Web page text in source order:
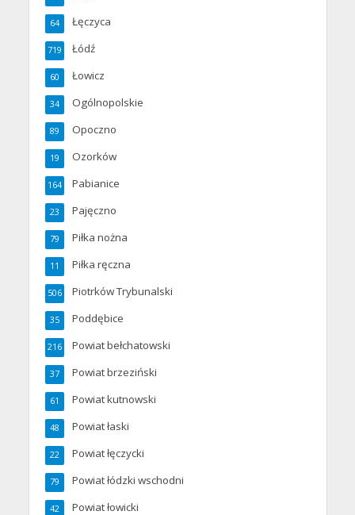
Łęczyca
64
Łódź
719
Łowicz
60
Ogólnopolskie
34
Opoczno
89
Ozorków
19
Pabianice
164
Pajęczno
23
Piłka nożna
79
Piłka ręczna
11
Piotrków Trybunalski
506
Poddębice
35
Powiat bełchatowski
216
Powiat brzeziński
37
Powiat kutnowski
61
Powiat łaski
48
Powiat łęczycki
22
Powiat łódzki wschodni
79
Powiat łowicki
42